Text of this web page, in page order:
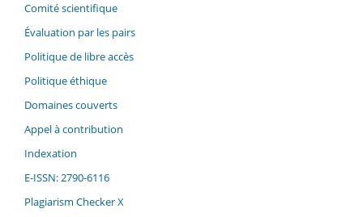
Comité scientifique
Évaluation par les pairs
Politique de libre accès
Politique éthique
Domaines couverts
Appel à contribution
Indexation
E-ISSN: 2790-6116
Plagiarism Checker X